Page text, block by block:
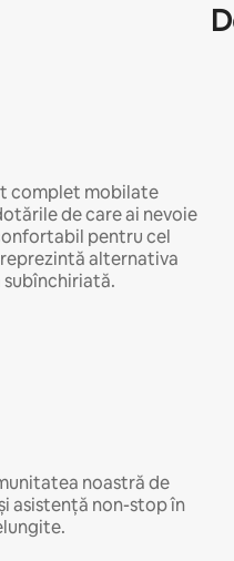
complet mobilate
de care ai nevoie
pentru cel
alternativa
noastră de
asistență non-stop în